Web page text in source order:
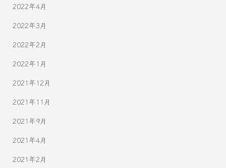
2022年4月
2022年3月
2022年2月
2022年1月
2021年12月
2021年11月
2021年9月
2021年4月
2021年2月